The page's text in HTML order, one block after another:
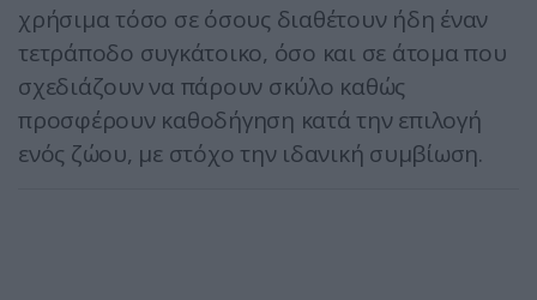
χρήσιμα τόσο σε όσους διαθέτουν ήδη έναν
τετράποδο συγκάτοικο, όσο και σε άτομα που
σχεδιάζουν να πάρουν σκύλο καθώς
προσφέρουν καθοδήγηση κατά την επιλογή
ενός ζώου, με στόχο την ιδανική συμβίωση.